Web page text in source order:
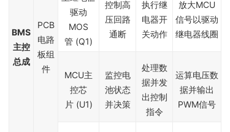
BMS
主控
总成
PCB
电路
板组
件
驱动
MOS
管 (Q1)
控制高
压回路
通断
执行继
电器开
关动作
放大MCU
信号以驱动
继电器线圈
MCU主
控芯
片 (U1)
监控电
池状态
并决策
处理数
据并发
出控制
指令
运算电压数
据并输出
PWM信号